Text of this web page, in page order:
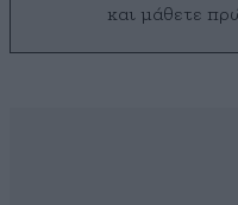
και μάθετε